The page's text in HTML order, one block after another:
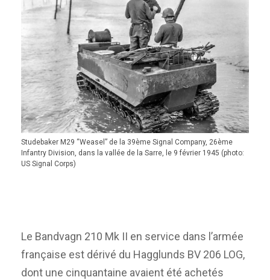
Studebaker M29 “Weasel” de la 39ème Signal Company, 26ème
Infantry Division, dans la vallée de la Sarre, le 9 février 1945 (photo:
US Signal Corps)
Le Bandvagn 210 Mk II en service dans l’armée
française est dérivé du Hagglunds BV 206 LOG,
dont une cinquantaine avaient été achetés